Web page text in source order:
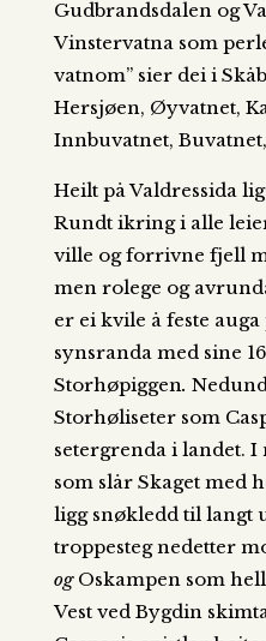
Gudbrandsdalen og
Vinstervatna som
vatnom” sier dei i
Hersjøen, Øyvatnet,
Innbuvatnet,
Heilt på Valdressida
Rundt ikring i alle
ville og forrivne fjell
men rolege og
er ei kvile å feste
synsranda med sine
Storhøpiggen.
Storhøliseter som
setergrenda i landet.
som slår Skaget med
ligg snøkledd til langt
troppesteg nedetter
og Oskampen som
Vest ved Bygdin